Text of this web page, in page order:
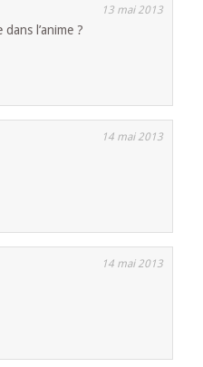
13 mai 2013
l’anime ?
14 mai 2013
14 mai 2013